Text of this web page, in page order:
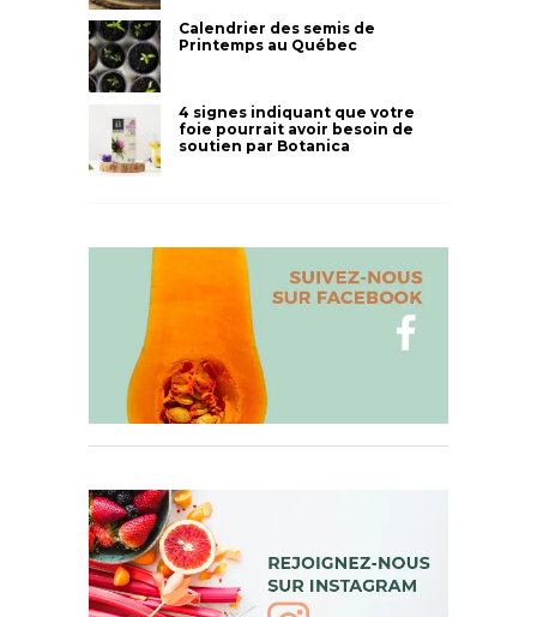
Calendrier des semis de
Printemps au Québec
4 signes indiquant que votre
foie pourrait avoir besoin de
soutien par Botanica